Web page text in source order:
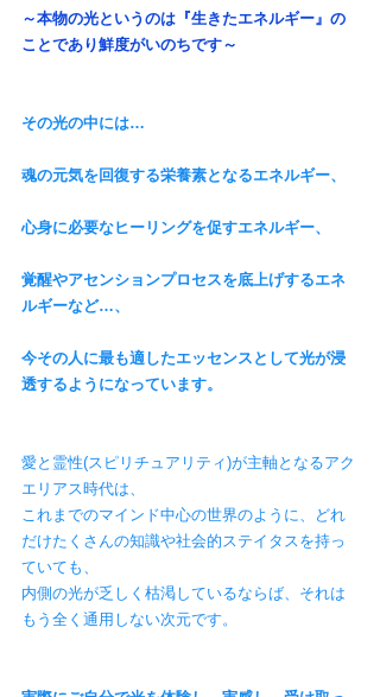
～本物の光というのは『生きたエネルギー』の
ことであり鮮度がいのちです～
その光の中には…
魂の元気を回復する栄養素となるエネルギー、
心身に必要なヒーリングを促すエネルギー、
覚醒やアセンションプロセスを底上げするエネ
ルギーなど…、
今その人に最も適したエッセンスとして光が浸
透するようになっています。
愛と霊性(スピリチュアリティ)が主軸となるアク
エリアス時代は、
これまでのマインド中心の世界のように、どれ
だけたくさんの知識や社会的ステイタスを持っ
ていても、
内側の光が乏しく枯渇しているならば、それは
もう全く通用しない次元です。